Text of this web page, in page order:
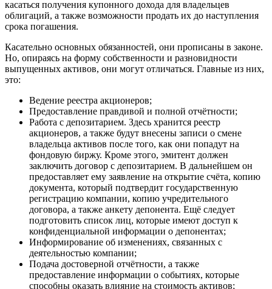
касаться получения купонного дохода для владельцев
облигаций, а также возможности продать их до наступления
срока погашения.
Касательно основных обязанностей, они прописаны в законе.
Но, опираясь на форму собственности и разновидности
выпущенных активов, они могут отличаться. Главные из них,
это:
Ведение реестра акционеров;
Предоставление правдивой и полной отчётности;
Работа с депозитарием. Здесь хранится реестр
акционеров, а также будут внесены записи о смене
владельца активов после того, как они попадут на
фондовую биржу. Кроме этого, эмитент должен
заключить договор с депозитарием. В дальнейшем он
предоставляет ему заявление на открытие счёта, копию
документа, который подтвердит государственную
регистрацию компании, копию учредительного
договора, а также анкету депонента. Ещё следует
подготовить список лиц, которые имеют доступ к
конфиденциальной информации о депонентах;
Информирование об изменениях, связанных с
деятельностью компании;
Подача достоверной отчётности, а также
предоставление информации о событиях, которые
способны оказать влияние на стоимость активов;